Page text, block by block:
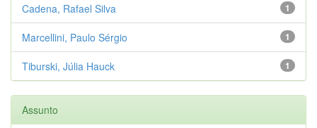
1
Cadena, Rafael Silva
1
Marcellini, Paulo Sérgio
1
Tiburski, Júlia Hauck
Assunto